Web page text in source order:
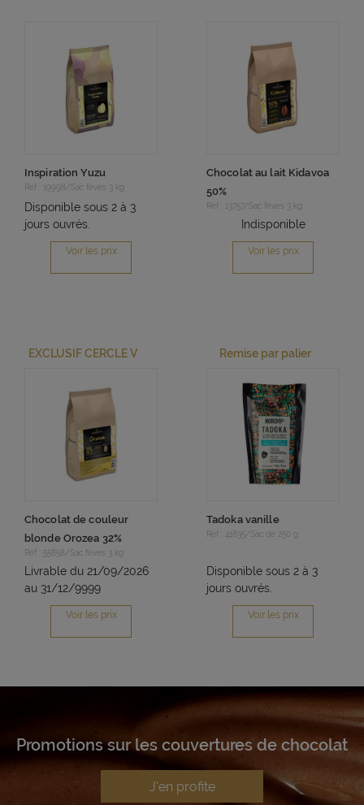
Inspiration Yuzu
Réf : 19998/Sac fèves 3 kg
Disponible sous 2 à 3
jours ouvrés.
Voir les prix
Chocolat au lait Kidavoa
50%
Réf : 13757/Sac fèves 3 kg
Indisponible
Voir les prix
EXCLUSIF CERCLE V
Chocolat de couleur
blonde Orozea 32%
Réf : 55858/Sac fèves 3 kg
Livrable du 21/09/2026
au 31/12/9999
Voir les prix
Remise par palier
Tadoka vanille
Réf : 41835/Sac de 250 g
Disponible sous 2 à 3
jours ouvrés.
Voir les prix
Promotions sur les couvertures de chocolat
J'en profite